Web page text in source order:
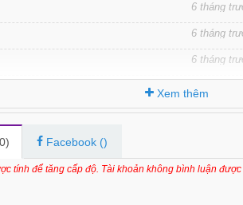
6 tháng
6 tháng
6 tháng
7 tháng
7 tháng
Xem thêm
0) Facebook ()
tính để tăng cấp độ. Tài khoản không bình luận